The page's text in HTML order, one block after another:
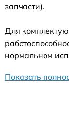
запчасти).
Для
нормальном
Показать